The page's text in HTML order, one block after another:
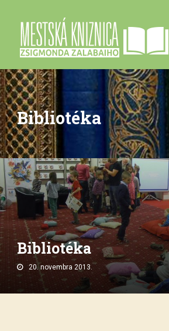
Bibliotéka
Bibliotéka
20. novembra 2013.